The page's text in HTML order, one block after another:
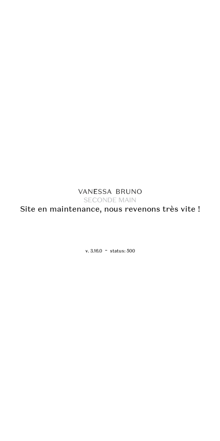
Site en maintenance, nous revenons très vite !
v. 3.16.0- status: 500